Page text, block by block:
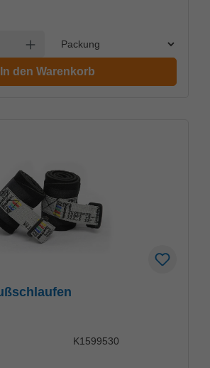
Anzahl erhöhen
In den Warenkorb
K1599530